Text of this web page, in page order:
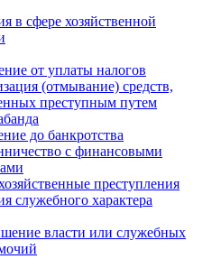
в сфере хозяйственной
от уплаты налогов
(отмывание) средств,
преступным путем
до банкротства
с финансовыми
преступления
служебного характера
власти или служебных